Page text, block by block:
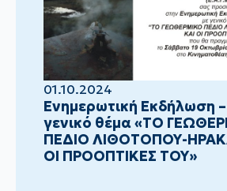
01.10.2024
Ενημερωτική Εκδήλωση
γενικό θέμα «ΤΟ
ΠΕΔΙΟ ΛΙΘΟΤΟΠΟΥ-
ΟΙ ΠΡΟΟΠΤΙΚΕΣ ΤΟΥ»